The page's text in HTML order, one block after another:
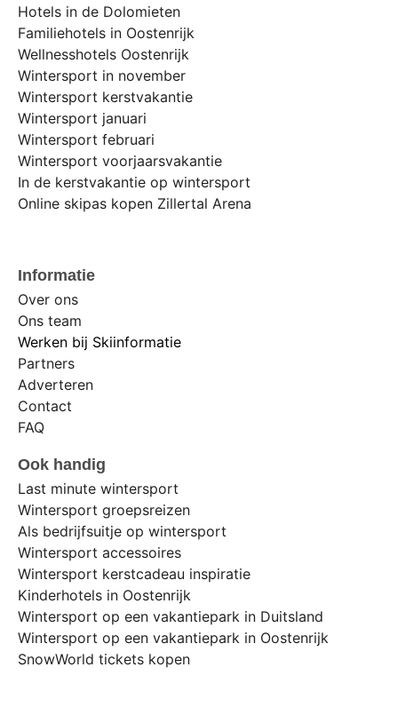
Hotels in de Dolomieten
Familiehotels in Oostenrijk
Wellnesshotels Oostenrijk
Wintersport in november
Wintersport kerstvakantie
Wintersport januari
Wintersport februari
Wintersport voorjaarsvakantie
In de kerstvakantie op wintersport
Online skipas kopen Zillertal Arena
Informatie
Over ons
Ons team
Werken bij Skiinformatie
Partners
Adverteren
Contact
FAQ
Ook handig
Last minute wintersport
Wintersport groepsreizen
Als bedrijfsuitje op wintersport
Wintersport accessoires
Wintersport kerstcadeau inspiratie
Kinderhotels in Oostenrijk
Wintersport op een vakantiepark in Duitsland
Wintersport op een vakantiepark in Oostenrijk
SnowWorld tickets kopen